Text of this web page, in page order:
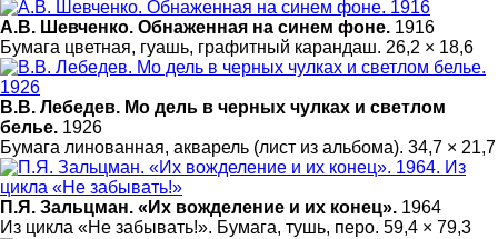
А.В. Шевченко. Обнаженная на синем фоне. 1916
Бумага цветная, гуашь, графитный карандаш. 26,2 × 18,6
В.В. Лебедев. Мо дель в черных чулках и светлом
белье. 1926
Бумага линованная, акварель (лист из альбома). 34,7 × 21,7
П.Я. Зальцман. «Их вожделение и их конец». 1964
Из цикла «Не забывать!». Бумага, тушь, перо. 59,4 × 79,3